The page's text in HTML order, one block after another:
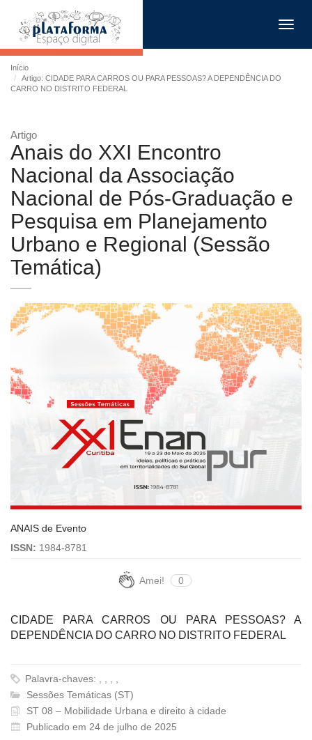
Início
Artigo: CIDADE PARA CARROS OU PARA PESSOAS? A DEPENDÊNCIA DO
CARRO NO DISTRITO FEDERAL
Artigo
Anais do XXI Encontro
Nacional da Associação
Nacional de Pós-Graduação e
Pesquisa em Planejamento
Urbano e Regional (Sessão
Temática)
ANAIS de Evento
ISSN: 1984-8781
Amei! 0
CIDADE PARA CARROS OU PARA PESSOAS? A
DEPENDÊNCIA DO CARRO NO DISTRITO FEDERAL
Palavra-chaves: , , , ,
Sessões Temáticas (ST)
ST 08 – Mobilidade Urbana e direito à cidade
Publicado em 24 de julho de 2025